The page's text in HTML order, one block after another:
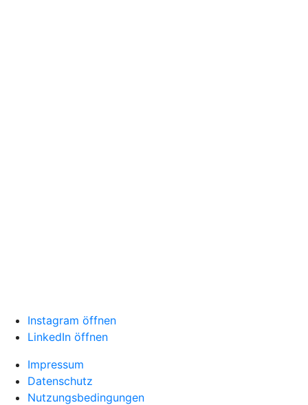
Instagram öffnen
LinkedIn öffnen
Impressum
Datenschutz
Nutzungsbedingungen